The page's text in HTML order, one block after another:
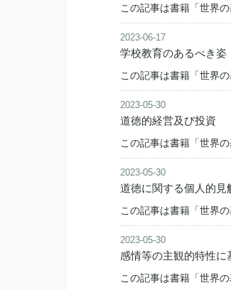
この記事は書籍「世界
2023-06-17
学校教育のあるべき姿
この記事は書籍「世界
2023-05-30
道徳的経営及び投資
この記事は書籍「世界
2023-05-30
道徳に関する個人的見
この記事は書籍「世界
2023-05-30
感情等の主観的特性に
この記事は書籍「世界